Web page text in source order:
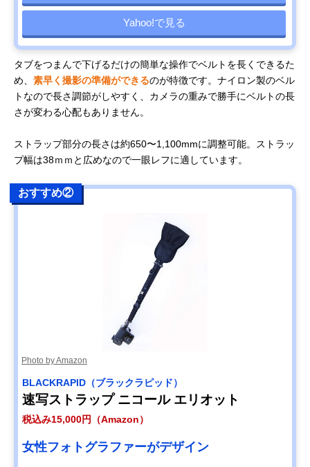
Yahoo!で見る
タブをつまんで下げるだけの簡単な操作でベルトを長くできるた
め、 素早く撮影の準備ができるのが特徴です。ナイロン製のベル
トなので長さ調節がしやすく、カメラの重みで勝手にベルトの長
さが変わる心配もありません。
ストラップ部分の長さは約650〜1,100mmに調整可能。ストラッ
プ幅は38ｍｍと広めなので一眼レフに適しています。
おすすめ②
Photo by Amazon
BLACKRAPID（ブラックラピッド）
速写ストラップ ニコール エリオット
税込み15,000円（Amazon）
女性フォトグラファーがデザイン